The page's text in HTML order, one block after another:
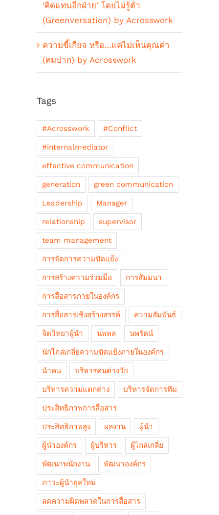
‘คิดแทนอีกฝ่าย’ โดยไม่รู้ตัว
(Greenversation) by Acrosswork
ความขี้เกียจ หรือ…แค่ไม่เห็นคุณค่า
(คมปาก) by Acrosswork
Tags
#Acrosswork #Conflict
#internalmediator
effective communication
generation green communication
Leadership Manager
relationship supervisor
team management
การจัดการความขัดแย้ง
การสร้างความร่วมมือ การสัมมนา
การสื่อสารภายในองค์กร
การสื่อสารเชิงสร้างสรรค์ ความสัมพันธ์
จิตวิทยาผู้นำ นพพล นพรัตน์
นักไกล่เกลี่ยความขัดแย้งภายในองค์กร
นำคน บริหารคนต่างวัย
บริหารความแตกต่าง บริหารจัดการทีม
ประสิทธิภาพการสื่อสาร
ประสิทธิภาพสูง ผลงาน ผู้นำ
ผู้นำองค์กร ผู้บริหาร ผู้ไกล่เกลี่ย
พัฒนาพนักงาน พัฒนาองค์กร
ภาวะผู้นำยุคใหม่
ลดความผิดพลาดในการสื่อสาร